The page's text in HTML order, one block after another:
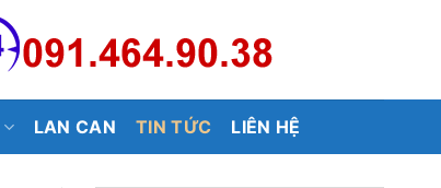
LAN CAN TIN TỨC LIÊN HỆ